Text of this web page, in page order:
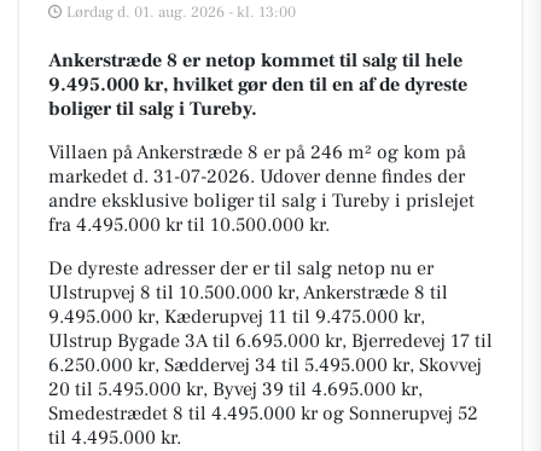
Lørdag d. 01. aug. 2026 - kl. 13:00
Ankerstræde 8 er netop kommet til salg til hele
9.495.000 kr, hvilket gør den til en af de dyreste
boliger til salg i Tureby.
Villaen på Ankerstræde 8 er på 246 m² og kom på
markedet d. 31-07-2026. Udover denne findes der
andre eksklusive boliger til salg i Tureby i prislejet
fra 4.495.000 kr til 10.500.000 kr.
De dyreste adresser der er til salg netop nu er
Ulstrupvej 8 til 10.500.000 kr, Ankerstræde 8 til
9.495.000 kr, Kæderupvej 11 til 9.475.000 kr,
Ulstrup Bygade 3A til 6.695.000 kr, Bjerredevej 17 til
6.250.000 kr, Sæddervej 34 til 5.495.000 kr, Skovvej
20 til 5.495.000 kr, Byvej 39 til 4.695.000 kr,
Smedestrædet 8 til 4.495.000 kr og Sonnerupvej 52
til 4.495.000 kr.